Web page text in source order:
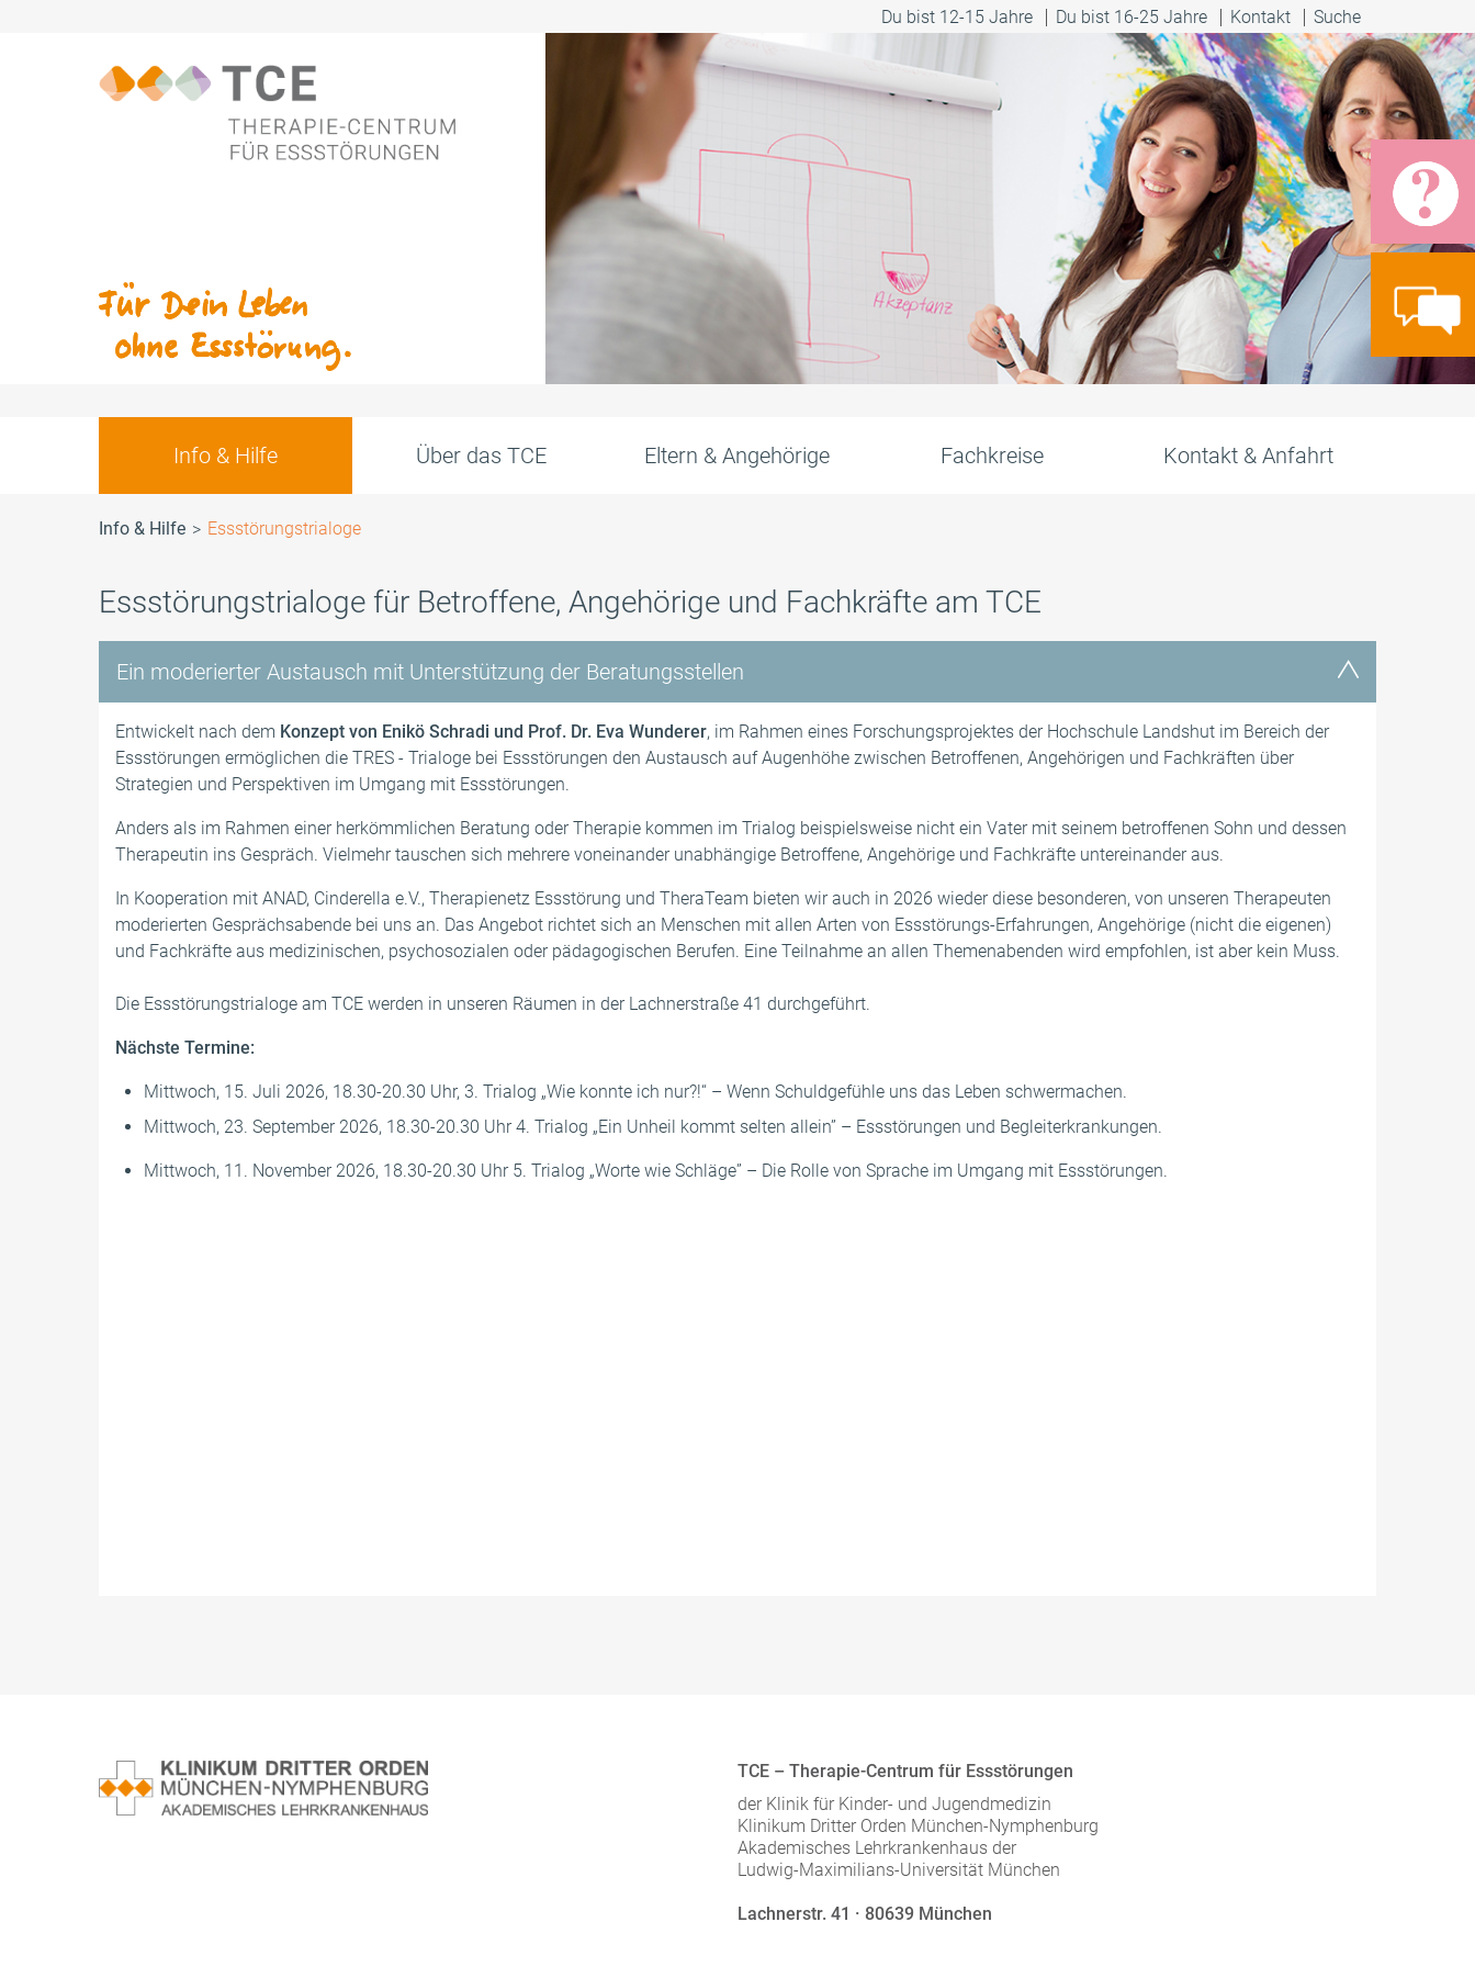
Du bist 12-15 Jahre Du bist 16-25 Jahre Kontakt Suche
Info & Hilfe
Formen der Essstörung
Essstörungen bei Kindern
12- bis 15-Jährige
16- bis 25-Jährige
Nachsorge
Essstörungstrialoge Newsletter
Über das TCE
TCE-Tagesklinik
TCE-Therapieprogramm
TCE-Video und Bildergalerie
Eltern & Angehörige
Warum das TCE?
Fachkreise
TCE-Therapiekonzept Kontakt Newsletter für Fachkreise
Kontakt & Anfahrt
Info & Hilfe Essstörungstrialoge
Essstörungstrialoge für Betroffene, Angehörige und Fachkräfte am TCE
Ein moderierter Austausch mit Unterstützung der Beratungsstellen
Entwickelt nach dem Konzept von Enikö Schradi und Prof. Dr. Eva Wunderer, im Rahmen eines Forschungsprojektes der Hochschule Landshut im Bereich der
Essstörungen ermöglichen die TRES - Trialoge bei Essstörungen den Austausch auf Augenhöhe zwischen Betroffenen, Angehörigen und Fachkräften über
Strategien und Perspektiven im Umgang mit Essstörungen.
Anders als im Rahmen einer herkömmlichen Beratung oder Therapie kommen im Trialog beispielsweise nicht ein Vater mit seinem betroffenen Sohn und dessen
Therapeutin ins Gespräch. Vielmehr tauschen sich mehrere voneinander unabhängige Betroffene, Angehörige und Fachkräfte untereinander aus.
In Kooperation mit ANAD, Cinderella e.V., Therapienetz Essstörung und TheraTeam bieten wir auch in 2026 wieder diese besonderen, von unseren Therapeuten
moderierten Gesprächsabende bei uns an. Das Angebot richtet sich an Menschen mit allen Arten von Essstörungs-Erfahrungen, Angehörige (nicht die eigenen)
und Fachkräfte aus medizinischen, psychosozialen oder pädagogischen Berufen. Eine Teilnahme an allen Themenabenden wird empfohlen, ist aber kein Muss.
Die Essstörungstrialoge am TCE werden in unseren Räumen in der Lachnerstraße 41 durchgeführt.
Nächste Termine:
Mittwoch, 15. Juli 2026, 18.30-20.30 Uhr, 3. Trialog „Wie konnte ich nur?!“ – Wenn Schuldgefühle uns das Leben schwermachen.
Mittwoch, 23. September 2026, 18.30-20.30 Uhr 4. Trialog „Ein Unheil kommt selten allein” – Essstörungen und Begleiterkrankungen.
Mittwoch, 11. November 2026, 18.30-20.30 Uhr 5. Trialog „Worte wie Schläge” – Die Rolle von Sprache im Umgang mit Essstörungen.
TCE – Therapie-Centrum für Essstörungen
der Klinik für Kinder- und Jugendmedizin
Klinikum Dritter Orden München-Nymphenburg
Akademisches Lehrkrankenhaus der
Ludwig-Maximilians-Universität München
Lachnerstr. 41 · 80639 München